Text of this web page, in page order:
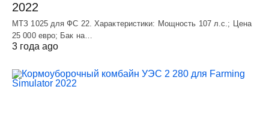
2022
МТЗ 1025 для ФС 22. Характеристики: Мощность 107 л.c.; Цена
25 000 евро; Бак на…
3 года ago